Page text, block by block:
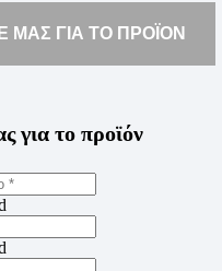
ΜΑΣ ΓΙΑ ΤΟ ΠΡΟΪΟΝ
για το προϊόν